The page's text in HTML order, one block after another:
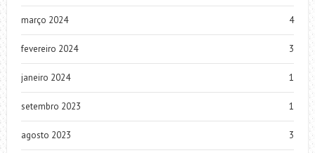
março 2024 4
fevereiro 2024 3
janeiro 2024 1
setembro 2023 1
agosto 2023 3